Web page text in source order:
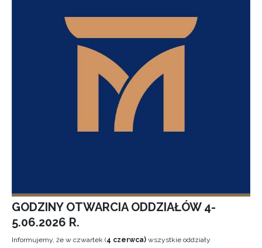
GODZINY OTWARCIA ODDZIAŁÓW 4-
5.06.2026 R.
Informujemy, że w czwartek (4 czerwca) wszystkie oddziały